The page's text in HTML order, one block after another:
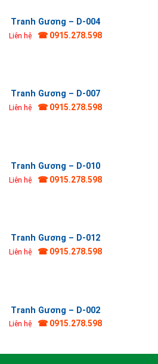
Tranh Gương – D-004
Liên hệ ☎ 0915.278.598
Tranh Gương – D-007
Liên hệ ☎ 0915.278.598
Tranh Gương – D-010
Liên hệ ☎ 0915.278.598
Tranh Gương – D-012
Liên hệ ☎ 0915.278.598
Tranh Gương – D-002
Liên hệ ☎ 0915.278.598